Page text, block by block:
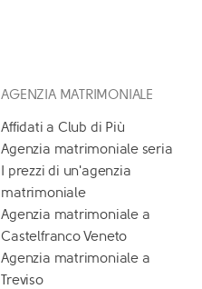
AGENZIA MATRIMONIALE
Affidati a Club di Più
Agenzia matrimoniale seria
I prezzi di un'agenzia
matrimoniale
Agenzia matrimoniale a
Castelfranco Veneto
Agenzia matrimoniale a
Treviso